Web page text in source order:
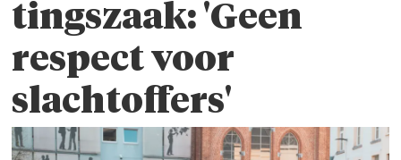
tings­zaak: 'Geen
respect voor
slachtoffers'